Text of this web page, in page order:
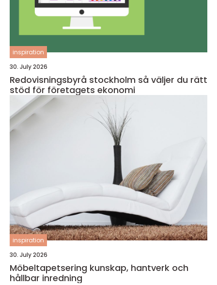
inspiration
30. July 2026
Redovisningsbyrå stockholm så väljer du rätt
stöd för företagets ekonomi
inspiration
30. July 2026
Möbeltapetsering kunskap, hantverk och
hållbar inredning